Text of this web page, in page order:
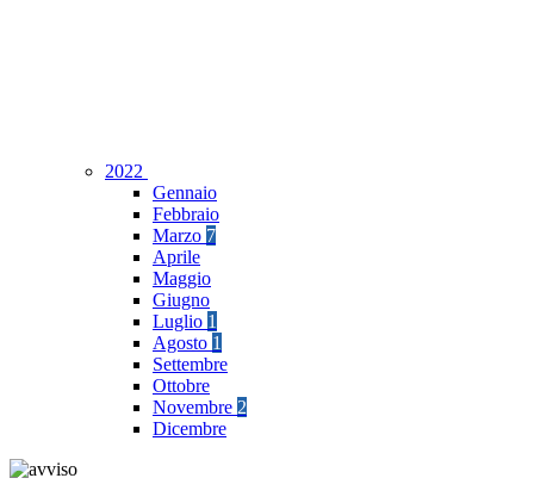
2022
Gennaio
Febbraio
Marzo 7
Aprile
Maggio
Giugno
Luglio 1
Agosto 1
Settembre
Ottobre
Novembre 2
Dicembre